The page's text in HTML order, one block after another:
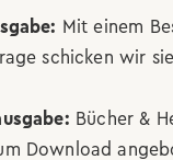
Mit einem
schicken wir
Bücher &
Download